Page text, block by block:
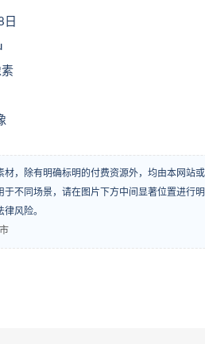
日
材，除有明确标明的付费资源外，均由本网站
于不同场景，请在图片下方中间显著位置进行
风险。